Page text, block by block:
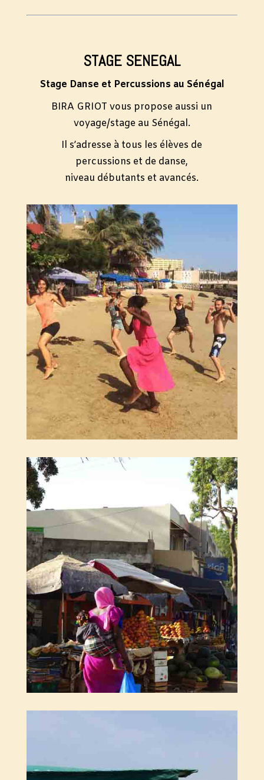
STAGE SENEGAL
Stage Danse et Percussions au Sénégal
BIRA GRIOT vous propose aussi un
voyage/stage au Sénégal.
Il s’adresse à tous les élèves de
percussions et de danse,
niveau débutants et avancés.